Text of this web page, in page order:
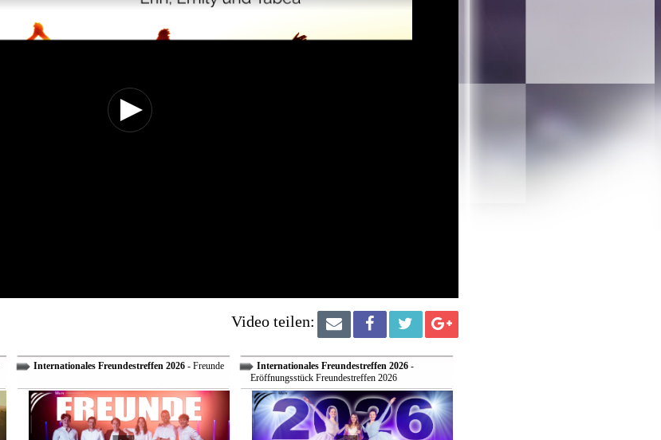
Video teilen:
Internationales Freundestreffen 2026- Freunde Internationales Freundestreffen 2026-
Eröffnungsstück Freundestreffen 2026